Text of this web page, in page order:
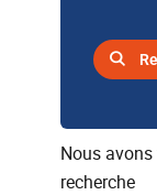
Nous
recherche